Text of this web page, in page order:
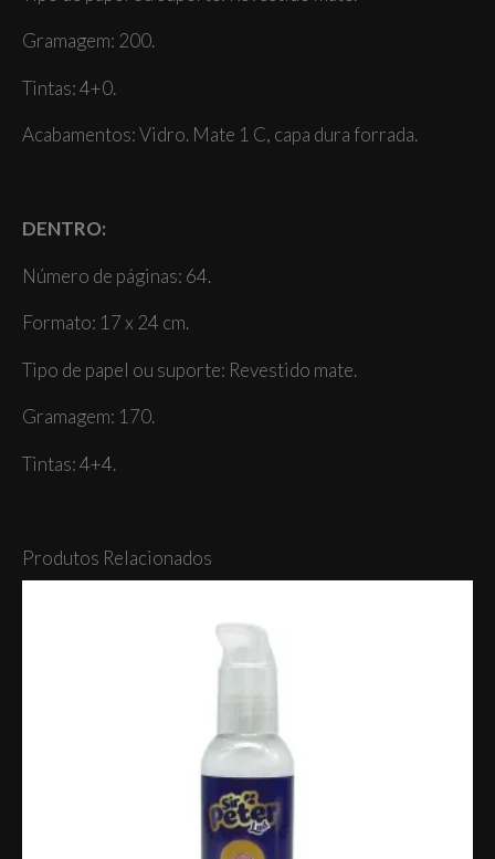
Gramagem: 200.
Tintas: 4+0.
Acabamentos: Vidro. Mate 1 C, capa dura forrada.
DENTRO:
Número de páginas: 64.
Formato: 17 x 24 cm.
Tipo de papel ou suporte: Revestido mate.
Gramagem: 170.
Tintas: 4+4.
Produtos Relacionados